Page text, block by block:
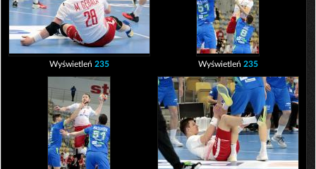
Wyświetleń 235 Wyświetleń 235